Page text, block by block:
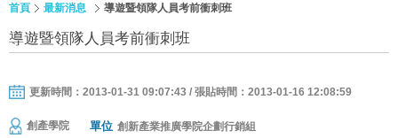
首頁 最新消息 導遊暨領隊人員考前衝刺班
導遊暨領隊人員考前衝刺班
更新時間：2013-01-31 09:07:43 / 張貼時間：2013-01-16 12:08:59
創產學院 單位 創新產業推廣學院企劃行銷組